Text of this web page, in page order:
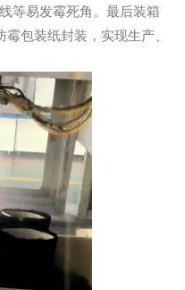
等易发霉死角。最后装箱
包装纸封装，实现生产、